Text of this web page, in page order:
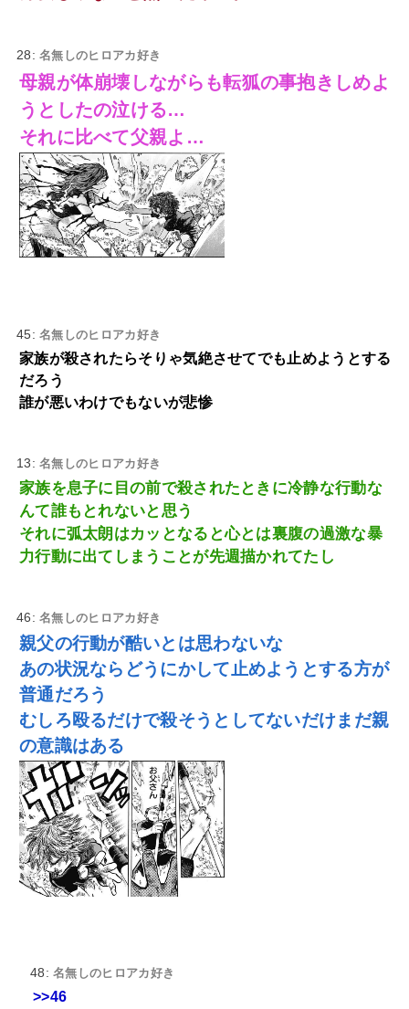
28:名無しのヒロアカ好き
母親が体崩壊しながらも転狐の事抱きしめよ
うとしたの泣ける…
それに比べて父親よ…
45:名無しのヒロアカ好き
家族が殺されたらそりゃ気絶させてでも止めようとする
だろう
誰が悪いわけでもないが悲惨
13:名無しのヒロアカ好き
家族を息子に目の前で殺されたときに冷静な行動な
んて誰もとれないと思う
それに弧太朗はカッとなると心とは裏腹の過激な暴
力行動に出てしまうことが先週描かれてたし
46:名無しのヒロアカ好き
親父の行動が酷いとは思わないな
あの状況ならどうにかして止めようとする方が
普通だろう
むしろ殴るだけで殺そうとしてないだけまだ親
の意識はある
48:名無しのヒロアカ好き
>>46